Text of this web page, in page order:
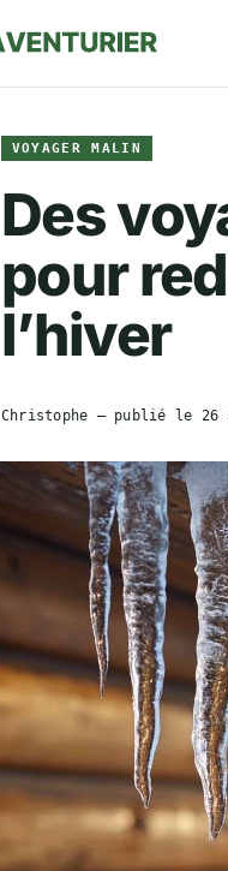
VOYAGER MALIN
Des
pour
l’hiver
Christophe — publié le 26